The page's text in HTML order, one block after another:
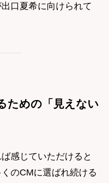
口夏希に向けられて
ための「見えない
感じていただけると
のCMに選ばれ続ける